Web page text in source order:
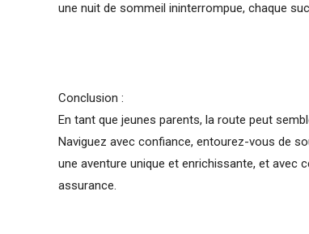
une nuit de sommeil ininterrompue, chaque
Conclusion :
En tant que jeunes parents, la route peut
Naviguez avec confiance, entourez-vous de
une aventure unique et enrichissante, et
assurance.